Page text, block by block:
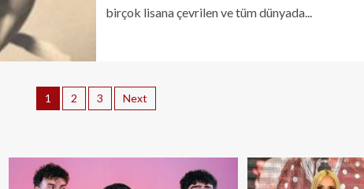
birçok lisana çevrilen ve tüm dünyada...
1 2 3 Next